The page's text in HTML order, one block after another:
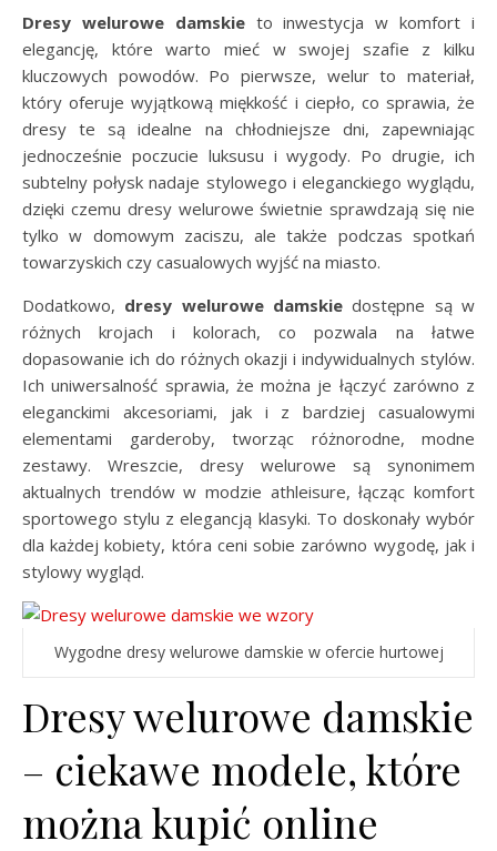
Dresy welurowe damskieto inwestycja w komfort i
elegancję, które warto mieć w swojej szafie z kilku
kluczowych powodów. Po pierwsze, welur to materiał,
który oferuje wyjątkową miękkość i ciepło, co sprawia, że
dresy te są idealne na chłodniejsze dni, zapewniając
jednocześnie poczucie luksusu i wygody. Po drugie, ich
subtelny połysk nadaje stylowego i eleganckiego wyglądu,
dzięki czemu dresy welurowe świetnie sprawdzają się nie
tylko w domowym zaciszu, ale także podczas spotkań
towarzyskich czy casualowych wyjść na miasto.
Dodatkowo, dresy welurowe damskie dostępne są w
różnych krojach i kolorach, co pozwala na łatwe
dopasowanie ich do różnych okazji i indywidualnych stylów.
Ich uniwersalność sprawia, że można je łączyć zarówno z
eleganckimi akcesoriami, jak i z bardziej casualowymi
elementami garderoby, tworząc różnorodne, modne
zestawy. Wreszcie, dresy welurowe są synonimem
aktualnych trendów w modzie athleisure, łącząc komfort
sportowego stylu z elegancją klasyki. To doskonały wybór
dla każdej kobiety, która ceni sobie zarówno wygodę, jak i
stylowy wygląd.
Wygodne dresy welurowe damskie w ofercie hurtowej
Dresy welurowe damskie
– ciekawe modele, które
można kupić online